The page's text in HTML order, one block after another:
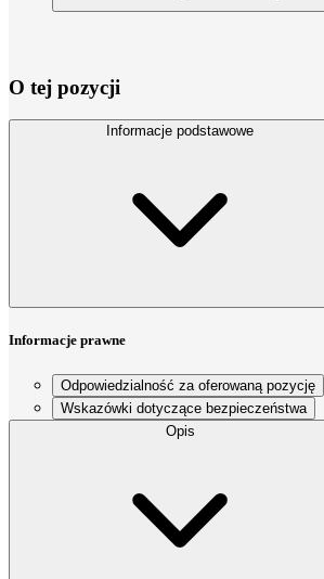
O tej pozycji
Informacje podstawowe
Informacje prawne
Odpowiedzialność za oferowaną pozycję
Wskazówki dotyczące bezpieczeństwa
Opis